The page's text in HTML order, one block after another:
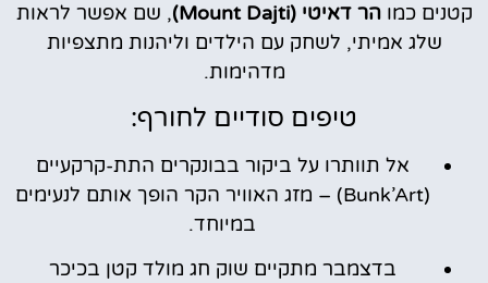
קטנים כמוהר דאיטי (Mount Dajti)
, שם אפשר לראות
שלג אמיתי, לשחק עם הילדים וליהנות מתצפיות
מדהימות.
טיפים סודיים לחורף:
אל תוותרו על ביקור בבונקרים התת-קרקעיים
(Bunk’Art) – מזג האוויר הקר הופך אותם לנעימים
במיוחד.
בדצמבר מתקיים שוק חג מולד קטן בכיכר